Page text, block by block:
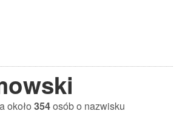
około354osób o nazwisku